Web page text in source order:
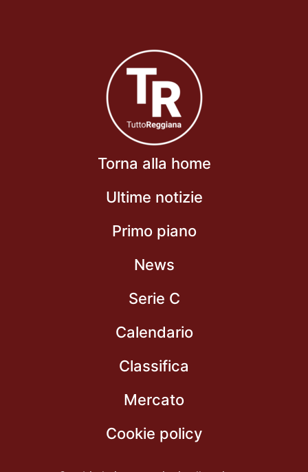
Torna alla home
Ultime notizie
Primo piano
News
Serie C
Calendario
Classifica
Mercato
Cookie policy